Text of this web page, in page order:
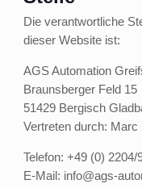
Die verantwortliche
dieser Website ist:
AGS Automation
Braunsberger Feld 15
51429 Bergisch
Vertreten durch:
Telefon: +49 (0) 2204/
E-Mail: info@ags-